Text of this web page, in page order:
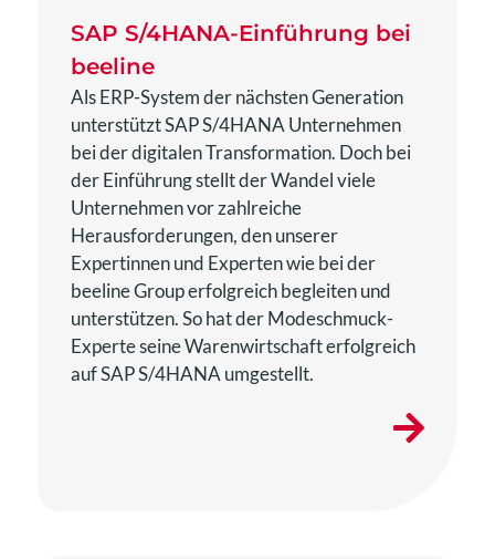
SAP S/4HANA-Einführung bei
beeline
Als ERP-System der nächsten Generation
unterstützt SAP S/4HANA Unternehmen
bei der digitalen Transformation. Doch bei
der Einführung stellt der Wandel viele
Unternehmen vor zahlreiche
Herausforderungen, den unserer
Expertinnen und Experten wie bei der
beeline Group erfolgreich begleiten und
unterstützen. So hat der Modeschmuck-
Experte seine Warenwirtschaft erfolgreich
auf SAP S/4HANA umgestellt.